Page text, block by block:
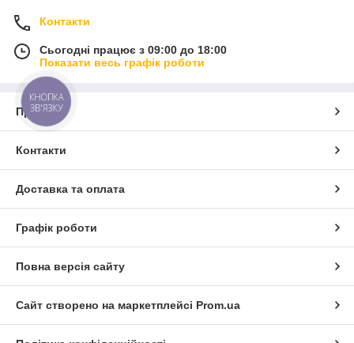
Контакти
Сьогодні працює з 09:00 до 18:00
Показати весь графік роботи
Про нас
Контакти
Доставка та оплата
Графік роботи
Повна версія сайту
Сайт створено на маркетплейсі Prom.ua
КНОПКА
ЗВ'ЯЗКУ